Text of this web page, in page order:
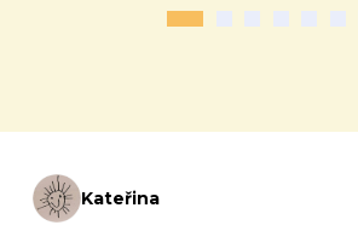
Kateřina